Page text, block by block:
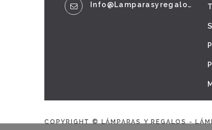
Info@lamparasyregalos.es
COPYRIGHT © LÁMPARAS Y REGALOS -